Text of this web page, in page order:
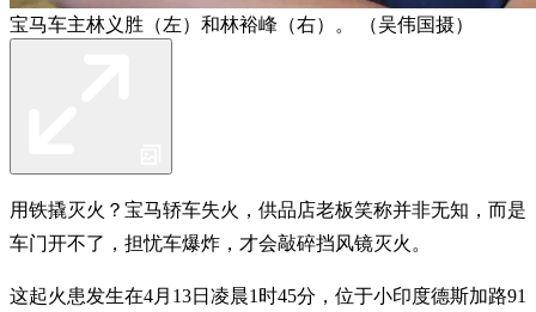
宝马车主林义胜（左）和林裕峰（右）。 （吴伟国摄）
用铁撬灭火？宝马轿车失火，供品店老板笑称并非无知，而是
车门开不了，担忧车爆炸，才会敲碎挡风镜灭火。
这起火患发生在4月13日凌晨1时45分，位于小印度德斯加路91